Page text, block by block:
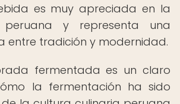
es muy apreciada en la
peruana y representa una
entre tradición y modernidad.
fermentada es un claro
la fermentación ha sido